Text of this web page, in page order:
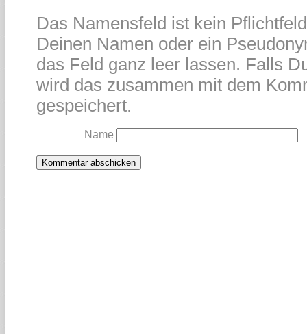
Das Namensfeld ist kein
Deinen Namen oder ein
das Feld ganz leer lassen. Falls
wird das zusammen mit dem
gespeichert.
Name